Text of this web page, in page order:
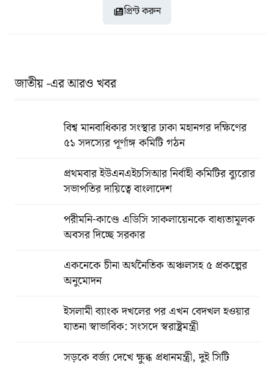
প্রিন্ট করুন
জাতীয় -এর আরও খবর
বিশ্ব মানবাধিকার সংস্থার ঢাকা মহানগর দক্ষিণের
৫১ সদস্যের পূর্ণাঙ্গ কমিটি গঠন
প্রথমবার ইউএনএইচসিআর নির্বাহী কমিটির ব্যুরোর
সভাপতির দায়িত্বে বাংলাদেশ
পরীমনি-কাণ্ডে এডিসি সাকলায়েনকে বাধ্যতামূলক
অবসর দিচ্ছে সরকার
একনেকে চীনা অর্থনৈতিক অঞ্চলসহ ৫ প্রকল্পের
অনুমোদন
ইসলামী ব্যাংক দখলের পর এখন বেদখল হওয়ার
যাতনা স্বাভাবিক: সংসদে স্বরাষ্ট্রমন্ত্রী
সড়কে বর্জ্য দেখে ক্ষুব্ধ প্রধানমন্ত্রী, দুই সিটি